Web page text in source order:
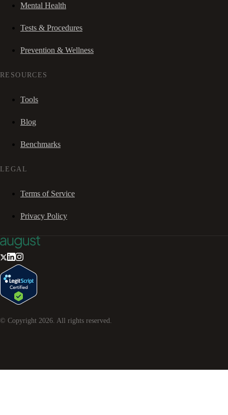
Mental Health
Tests & Procedures
Prevention & Wellness
RESOURCES
Tools
Blog
Benchmarks
LEGAL
Terms of Service
Privacy Policy
© Copyright 2026 . All rights reserved.